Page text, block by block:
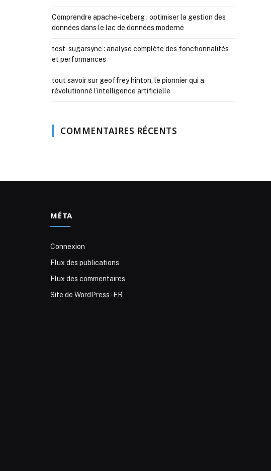
Comprendre apache-iceberg : optimiser la gestion des
données dans le lac de données moderne
test-sugarsync : analyse complète des fonctionnalités
et performances
tout savoir sur geoffrey hinton, le pionnier qui a
révolutionné l’intelligence artificielle
COMMENTAIRES RÉCENTS
MÉTA
Connexion
Flux des publications
Flux des commentaires
Site de WordPress-FR